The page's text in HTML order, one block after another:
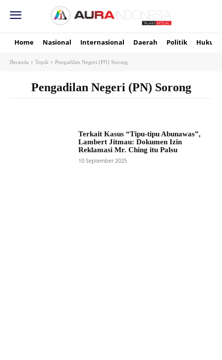
Home Nasional Internasional Daerah Politik Hukum
Beranda Topik Pengadilan Negeri (PN) Sorong
Pengadilan Negeri (PN) Sorong
Terkait Kasus “Tipu-tipu Abunawas”,
Lambert Jitmau: Dokumen Izin
Reklamasi Mr. Ching itu Palsu
10 September 2025